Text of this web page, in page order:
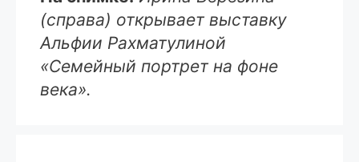
(справа) открывает выставку
Альфии Рахматулиной
«Семейный портрет на фоне
века».